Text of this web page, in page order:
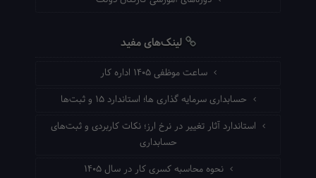
لینک‌های مفید
ساعت موظفی ۱۴۰۵ اداره کار
حسابداری سرمایه گذاری ها؛ استاندارد ۱۵ و ثبت‌ها
استاندارد آثار تغییر در نرخ ارز؛ نکات کاربردی و ثبت‌های
حسابداری
نحوه محاسبه کسری کار در سال ۱۴۰۵